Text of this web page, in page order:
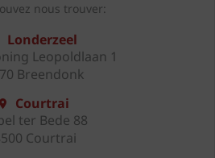
nous trouver:
Londerzeel
Leopoldlaan 1
Breendonk
Courtrai
ter Bede 88
Courtrai